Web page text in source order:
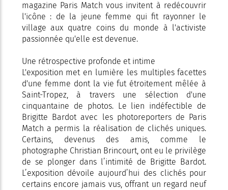
magazine Paris Match vous invitent à redécouvrir
l'icône : de la jeune femme qui fit rayonner le
village aux quatre coins du monde à l'activiste
passionnée qu'elle est devenue.
Une rétrospective profonde et intime
L'exposition met en lumière les multiples facettes
d'une femme dont la vie fut étroitement mêlée à
Saint-Tropez, à travers une sélection d'une
cinquantaine de photos. Le lien indéfectible de
Brigitte Bardot avec les photoreporters de Paris
Match a permis la réalisation de clichés uniques.
Certains, devenus des amis, comme le
photographe Christian Brincourt, ont eu le privilège
de se plonger dans l’intimité de Brigitte Bardot.
L’exposition dévoile aujourd’hui des clichés pour
certains encore jamais vus, offrant un regard neuf